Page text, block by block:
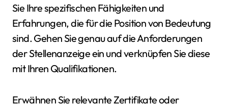
Sie Ihre spezifischen Fähigkeiten und
Erfahrungen, die für die Position von Bedeutung
sind. Gehen Sie genau auf die Anforderungen
der Stellenanzeige ein und verknüpfen Sie diese
mit Ihren Qualifikationen.
Erwähnen Sie relevante Zertifikate oder